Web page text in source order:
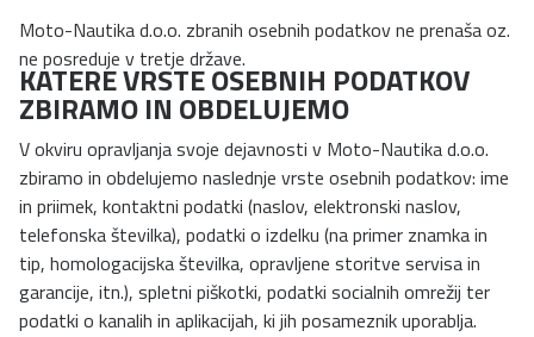
Moto-Nautika d.o.o. zbranih osebnih podatkov ne prenaša oz.
ne posreduje v tretje države.
KATERE VRSTE OSEBNIH PODATKOV
ZBIRAMO IN OBDELUJEMO
V okviru opravljanja svoje dejavnosti v Moto-Nautika d.o.o.
zbiramo in obdelujemo naslednje vrste osebnih podatkov: ime
in priimek, kontaktni podatki (naslov, elektronski naslov,
telefonska številka), podatki o izdelku (na primer znamka in
tip, homologacijska številka, opravljene storitve servisa in
garancije, itn.), spletni piškotki, podatki socialnih omrežij ter
podatki o kanalih in aplikacijah, ki jih posameznik uporablja.